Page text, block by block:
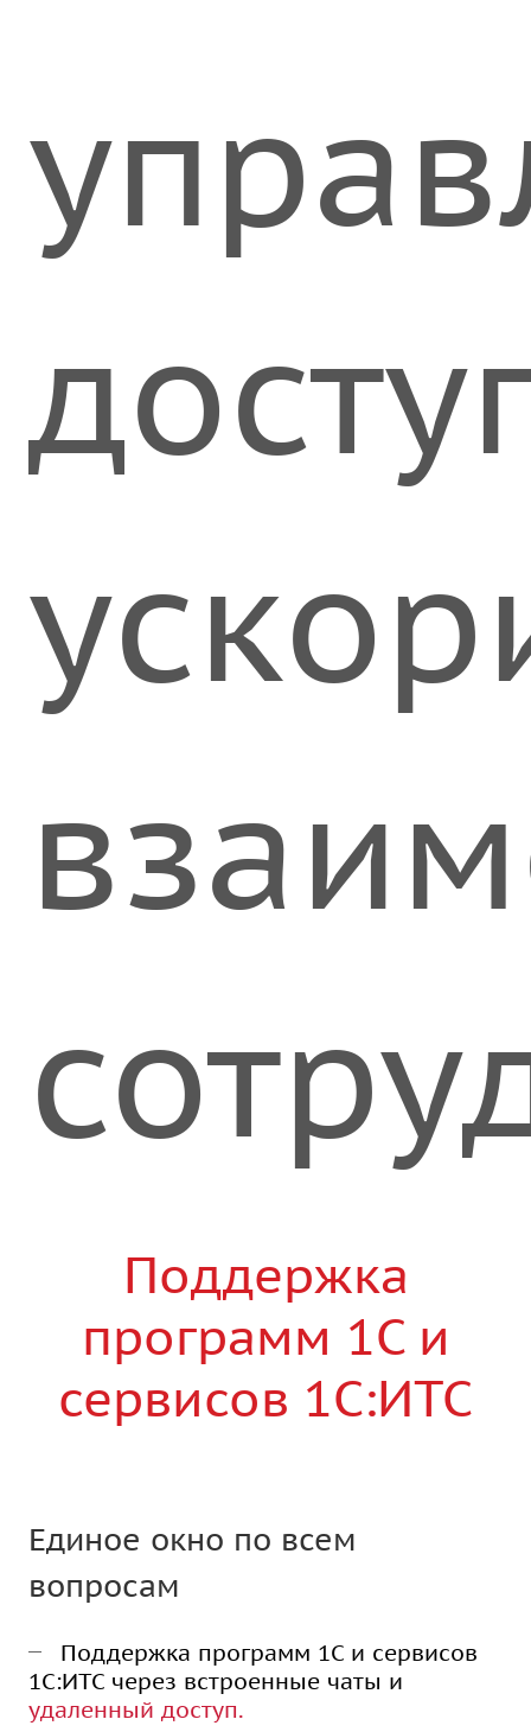
Поддержка
программ 1С и
сервисов 1С:ИТС
Единое окно по всем
вопросам
Поддержка программ 1С и сервисов
1С:ИТС через встроенные чаты и
удаленный доступ.